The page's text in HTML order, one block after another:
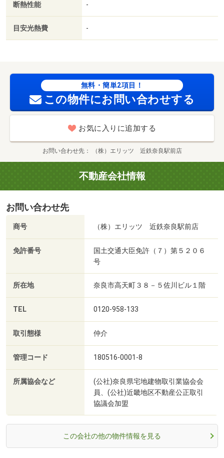
断熱性能 -
目安光熱費 -
無料・簡単2項目！
この物件にお問い合わせする
お気に入りに追加する
お問い合わせ先 （株）エリッツ 近鉄奈良駅前店
不動産会社情報
お問い合わせ先
商号 （株）エリッツ 近鉄奈良駅前店
免許番号
国土交通大臣免許（７）第５２０６
号
所在地 奈良市高天町３８－５佐川ビル１階
TEL 0120-958-133
取引態様 仲介
管理コード 180516-0001-8
所属協会など
(公社)奈良県宅地建物取引業協会会
員、(公社)近畿地区不動産公正取引
協議会加盟
この会社の他の物件情報を見る